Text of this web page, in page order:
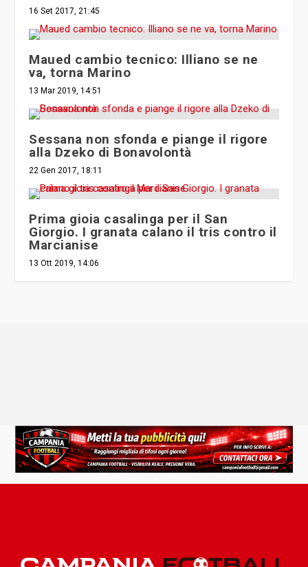
16 Set 2017, 21:45
Maued cambio tecnico: Illiano se ne
va, torna Marino
13 Mar 2019, 14:51
Sessana non sfonda e piange il rigore
alla Dzeko di Bonavolontà
22 Gen 2017, 18:11
Prima gioia casalinga per il San
Giorgio. I granata calano il tris contro il
Marcianise
13 Ott 2019, 14:06